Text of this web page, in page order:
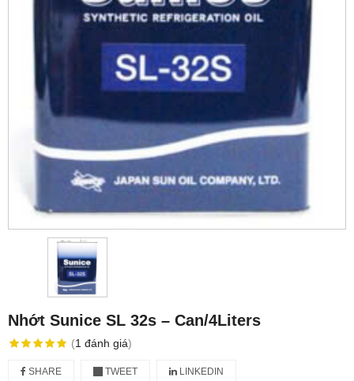
Nhớt Sunice SL 32s – Can/4Liters
(1 đánh giá)
SHARE TWEET LINKEDIN